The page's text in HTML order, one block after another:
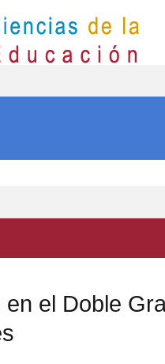
en el Doble